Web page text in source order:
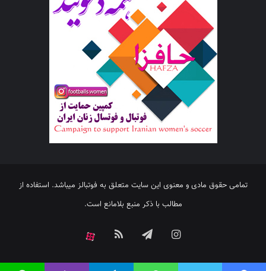
تمامی حقوق مادی و معنوی این سایت متعلق به فوتبالز میباشد. استفاده از
مطالب با ذکر منبع بلامانع است.
اینستاگرامتلگرام خوراک